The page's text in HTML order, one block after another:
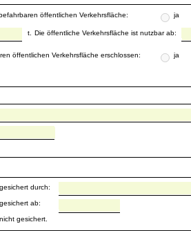
öffentlichen Verkehrsfläche:
öffentlichen Verkehrsfläche erschlossen:
Die öffentliche Verkehrsfläche ist nutzbar ab:
ja
ja
t.
durch:
ab:
gesichert.